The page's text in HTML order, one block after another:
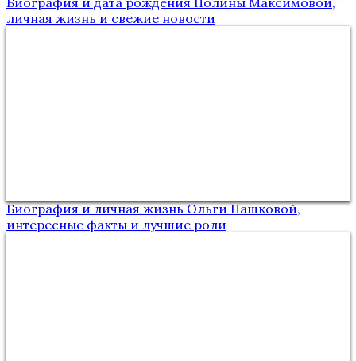
личная жизнь и свежие новости
Биография и личная жизнь Ольги Пашковой,
интересные факты и лучшие роли